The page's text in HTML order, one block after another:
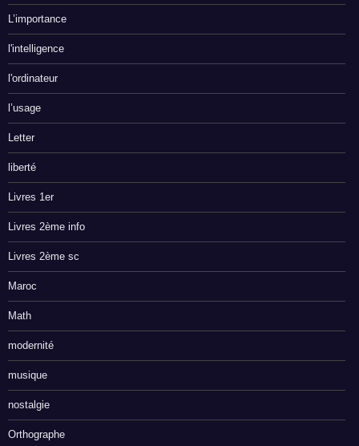
L’importance
l'intelligence
l'ordinateur
l’usage
Letter
liberté
Livres 1er
Livres 2ème info
Livres 2ème sc
Maroc
Math
modernité
musique
nostalgie
Orthographe